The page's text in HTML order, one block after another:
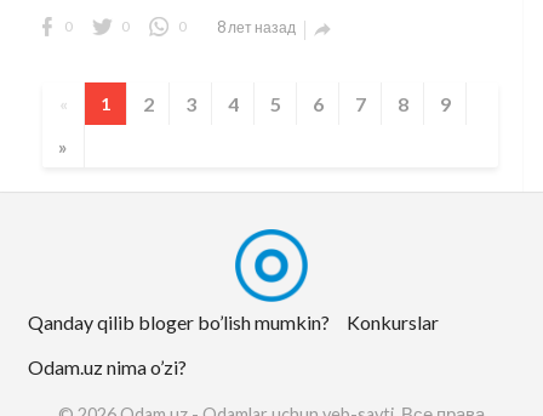
0 0 0 8 лет назад 
« 1 2 3 4 5 6 7 8
9
»
Qanday qilib bloger bo’lish mumkin?
Konkurslar
Odam.uz nima o’zi?